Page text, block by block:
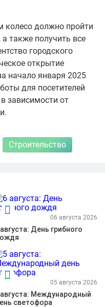
колесо должно пройти
а также получить все
городского
открытие
начало января 2025
для посетителей
зависимости от
Строительство
06 августа 2026
День грибного
05 августа 2026
Международный
светофора